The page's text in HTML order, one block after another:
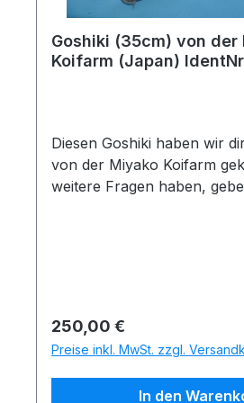
Goshiki (35cm) von der
Koifarm (Japan)
Diesen Goshiki haben wir
von der Miyako Koifarm
weitere Fragen haben,
nicht absolviert. Wir raten
direkten Übernahme ab. Bei
Daten-Aktualisierung vom
die Koi Kichi Quarantäne
Regulärer Preis:
250,00 €
Preise inkl. MwSt. zzgl.
In den